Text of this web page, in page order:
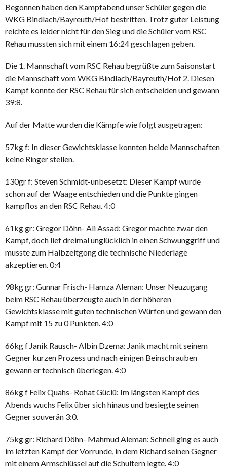
Begonnen haben den Kampfabend unser Schüler gegen die
WKG Bindlach/Bayreuth/Hof bestritten. Trotz guter Leistung
reichte es leider nicht für den Sieg und die Schüler vom RSC
Rehau mussten sich mit einem 16:24 geschlagen geben.
Die 1. Mannschaft vom RSC Rehau begrüßte zum Saisonstart
die Mannschaft vom WKG Bindlach/Bayreuth/Hof 2. Diesen
Kampf konnte der RSC Rehau für sich entscheiden und gewann
39:8.
Auf der Matte wurden die Kämpfe wie folgt ausgetragen:
57kg f: In dieser Gewichtsklasse konnten beide Mannschaften
keine Ringer stellen.
130gr f: Steven Schmidt-unbesetzt: Dieser Kampf wurde
schon auf der Waage entschieden und die Punkte gingen
kampflos an den RSC Rehau. 4:0
61kg gr: Gregor Döhn- Ali Assad: Gregor machte zwar den
Kampf, doch lief dreimal unglücklich in einen Schwunggriff und
musste zum Halbzeitgong die technische Niederlage
akzeptieren. 0:4
98kg gr: Gunnar Frisch- Hamza Aleman: Unser Neuzugang
beim RSC Rehau überzeugte auch in der höheren
Gewichtsklasse mit guten technischen Würfen und gewann den
Kampf mit 15 zu 0 Punkten. 4:0
66kg f Janik Rausch- Albin Dzema: Janik macht mit seinem
Gegner kurzen Prozess und nach einigen Beinschrauben
gewann er technisch überlegen. 4:0
86kg f Felix Quahs- Rohat Güclü: Im längsten Kampf des
Abends wuchs Felix über sich hinaus und besiegte seinen
Gegner souverän 3:0.
75kg gr: Richard Döhn- Mahmud Aleman: Schnell ging es auch
im letzten Kampf der Vorrunde, in dem Richard seinen Gegner
mit einem Armschlüssel auf die Schultern legte. 4:0